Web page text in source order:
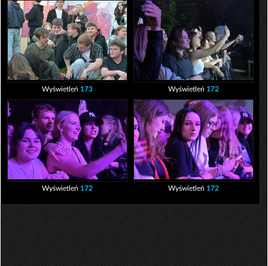
Wyświetleń 173 Wyświetleń 172
Wyświetleń 172 Wyświetleń 172